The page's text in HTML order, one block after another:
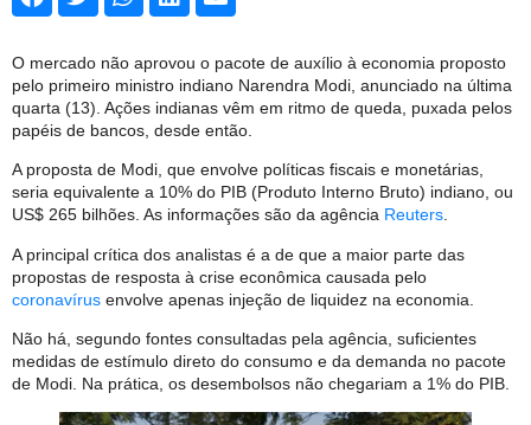
O mercado não aprovou o pacote de auxílio à economia proposto
pelo primeiro ministro indiano Narendra Modi, anunciado na última
quarta (13). Ações indianas vêm em ritmo de queda, puxada pelos
papéis de bancos, desde então.
A proposta de Modi, que envolve políticas fiscais e monetárias,
seria equivalente a 10% do PIB (Produto Interno Bruto) indiano, ou
US$ 265 bilhões. As informações são da agência Reuters.
A principal crítica dos analistas é a de que a maior parte das
propostas de resposta à crise econômica causada pelo
coronavírus envolve apenas injeção de liquidez na economia.
Não há, segundo fontes consultadas pela agência, suficientes
medidas de estímulo direto do consumo e da demanda no pacote
de Modi. Na prática, os desembolsos não chegariam a 1% do PIB.